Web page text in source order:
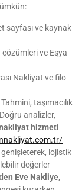
sayfası ve kaynak
ve Eşya
Nakliyat ve filo
taşımacılık
analizler,
hizmeti
lojistik
değerler
Eve Nakliye,